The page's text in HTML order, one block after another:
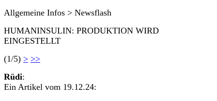
Allgemeine Infos > Newsflash
HUMANINSULIN: PRODUKTION WIRD
EINGESTELLT
(1/5) > >>
Rüdi:
Ein Artikel vom 19.12.24: